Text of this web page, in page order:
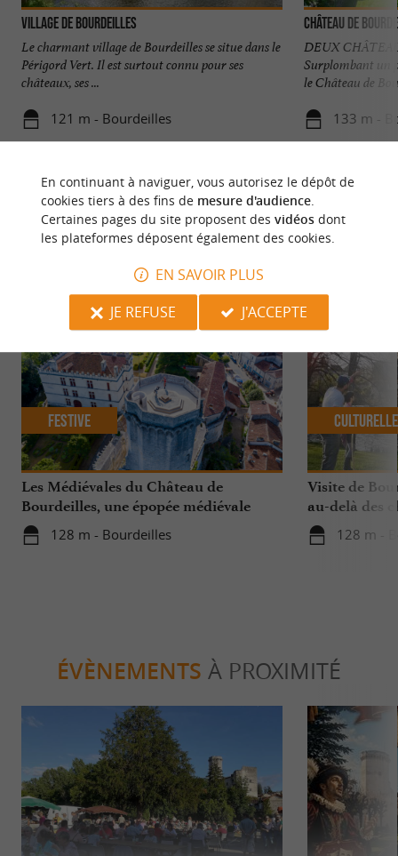
Village de Bourdeilles
Le charmant village de Bourdeilles se situe dans le
Périgord Vert. Il est surtout connu pour ses
châteaux, ses ...
121 m - Bourdeilles
DEUX
Surplombant un
le Château de
133 m -
NOUS AVONS TESTÉ
Les Médiévales du Château de
Bourdeilles, une épopée médiévale
incontournable
128 m - Bourdeilles
Festive
Visite de
au-delà des
128 m -
Culturelle
ÉVÈNEMENTS À PROXIMITÉ
En continuant à naviguer, vous autorisez le dépôt de
cookies tiers à des fins de mesure d'audience.
Certaines pages du site proposent des vidéosdont
les plateformes déposent également des cookies.
EN SAVOIR PLUS
JE REFUSE
J'ACCEPTE